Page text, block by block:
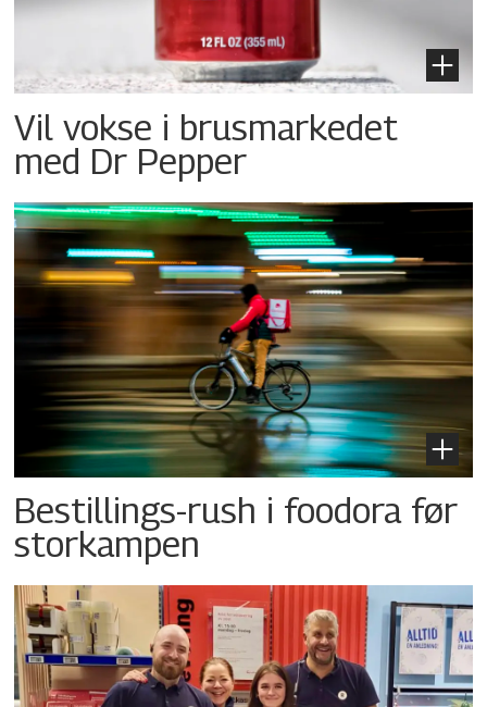
Vil vokse i brusmarkedet
med Dr Pepper
Bestillings-rush i foodora før
storkampen